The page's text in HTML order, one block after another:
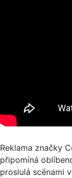
Reklama značky
připomíná
proslulá scénami